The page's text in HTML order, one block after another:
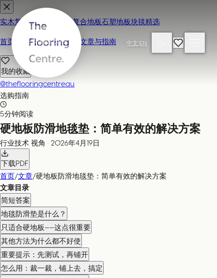
中文 |EN
实木复合地板 强化复合地板石塑地板块毯精选
首页 联系我们 / 来店参观 文章与指南
我的收藏
@theflooringcentreau
选购指南
5分钟阅读
硬地板防滑地毯垫：简单有效的解决方案
行业技术 视角 · 2026年4月19日
下载PDF
首页/文章/硬地板防滑地毯垫：简单有效的解决方案
文章目录
简短答案
地毯防滑垫是什么？
只适合硬地板——这点很重要
其他方法为什么都不好使
重要提示：先测试，再铺开
怎么用：裁一裁，铺上去，搞定